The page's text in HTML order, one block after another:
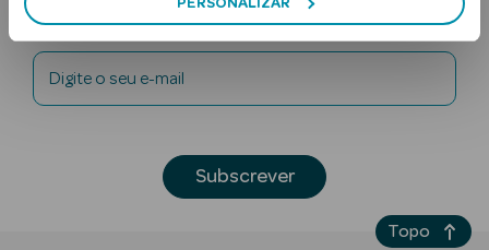
PERSONALIZAR
Newsletter
Digite o seu e-mail
Subscrever
Topo